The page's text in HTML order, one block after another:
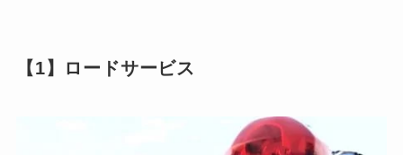
【1】ロードサービス